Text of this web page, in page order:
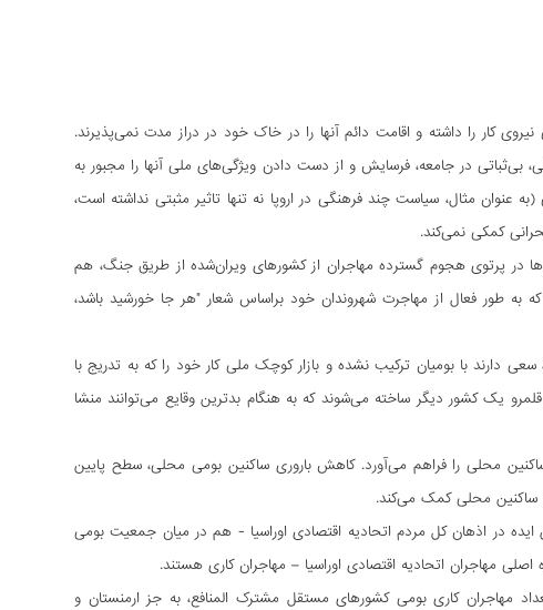
کار را داشته و اقامت دائم آنها را در خاک خود در دراز مدت نمی‌پذیرند.
بی‌ثباتی در جامعه، فرسایش و از دست دادن ویژگی‌های ملی آنها را مجبور به
مثال، سیاست چند فرهنگی در اروپا نه تنها تاثیر مثبتی نداشته است،
کمکی نمی‌کند.
در پرتوی هجوم گسترده مهاجران از کشورهای ویران‌شده از طریق جنگ، هم
به طور فعال از مهاجرت شهروندان خود براساس شعار "هر جا خورشید باشد،
دارند با بومیان ترکیب نشده و بازار کوچک ملی کار خود را که به تدریج با
یک کشور دیگر ساخته می‌شوند که به هنگام بدترین وقایع می‌توانند منشا
محلی را فراهم می‌آورد. کاهش باروری ساکنین بومی محلی، سطح پایین
ساکنین محلی کمک می‌کند.
ایده در اذهان کل مردم اتحادیه اقتصادی اوراسیا - هم در میان جمعیت بومی
مهاجران اتحادیه اقتصادی اوراسیا – مهاجران کاری هستند.
کار در اتحادیه اقتصادی اوراسیا در آغاز سال 2016 ، کاهش تعداد مهاجران کاری بومی کشورهای مستقل مشترک المنافع، به جز ارمنستان و